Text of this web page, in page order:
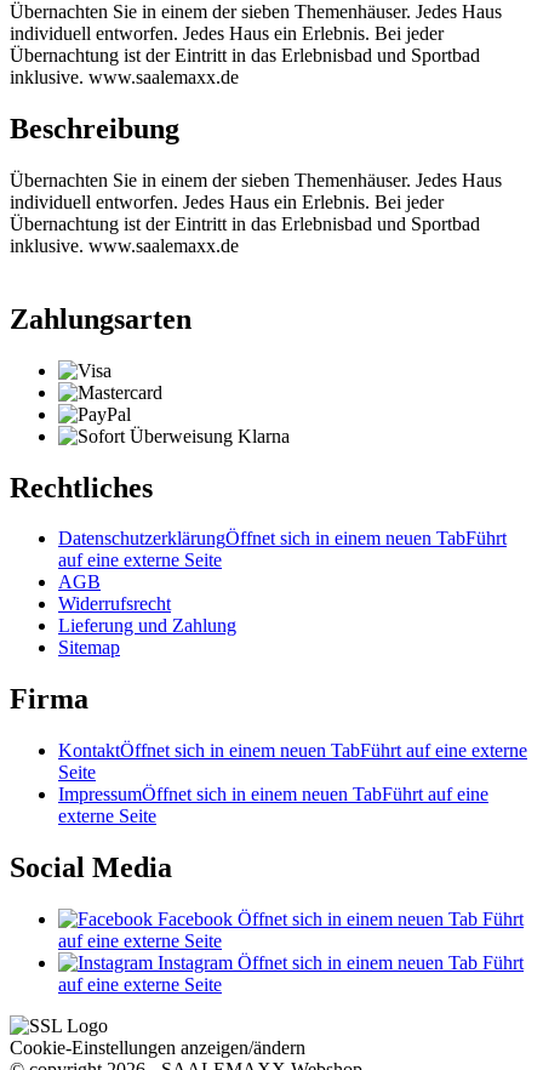
Übernachten Sie in einem der sieben Themenhäuser. Jedes Haus
individuell entworfen. Jedes Haus ein Erlebnis. Bei jeder
Übernachtung ist der Eintritt in das Erlebnisbad und Sportbad
inklusive. www.saalemaxx.de
Beschreibung
Übernachten Sie in einem der sieben Themenhäuser. Jedes Haus
individuell entworfen. Jedes Haus ein Erlebnis. Bei jeder
Übernachtung ist der Eintritt in das Erlebnisbad und Sportbad
inklusive. www.saalemaxx.de
Zahlungsarten
Rechtliches
DatenschutzerklärungÖffnet sich in einem neuen TabFührt
auf eine externe Seite
AGB
Widerrufsrecht
Lieferung und Zahlung
Sitemap
Firma
KontaktÖffnet sich in einem neuen TabFührt auf eine externe
Seite
ImpressumÖffnet sich in einem neuen TabFührt auf eine
externe Seite
Social Media
Facebook Öffnet sich in einem neuen Tab Führt
auf eine externe Seite
Instagram Öffnet sich in einem neuen Tab Führt
auf eine externe Seite
Cookie-Einstellungen anzeigen/ändern